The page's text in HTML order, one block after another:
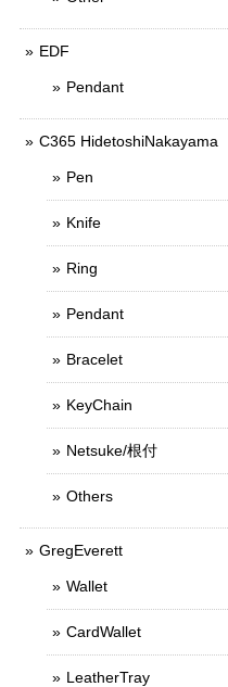
EDF
Pendant
C365 HidetoshiNakayama
Pen
Knife
Ring
Pendant
Bracelet
KeyChain
Netsuke/根付
Others
GregEverett
Wallet
CardWallet
LeatherTray